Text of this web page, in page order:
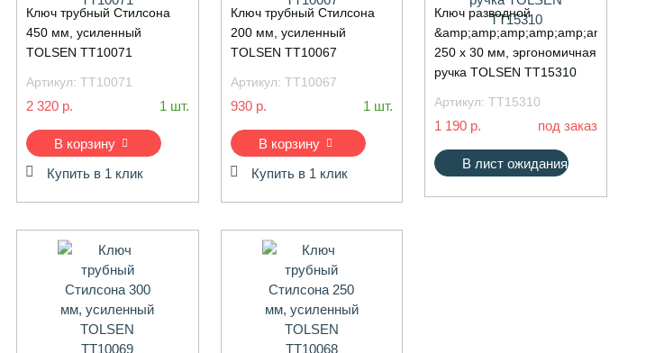
Ключ трубный Стилсона
450 мм, усиленный
TOLSEN TT10071
Артикул: TT10071
2 320 р. 1 шт.
В корзину
Купить в 1 клик
Ключ трубный Стилсона
200 мм, усиленный
TOLSEN TT10067
Артикул: TT10067
930 р. 1 шт.
В корзину
Купить в 1 клик
Ключ разводной
250 х 30 мм, эргономичная
ручка TOLSEN TT15310
Артикул:TT15310
1 190 р. под заказ
В лист ожидания